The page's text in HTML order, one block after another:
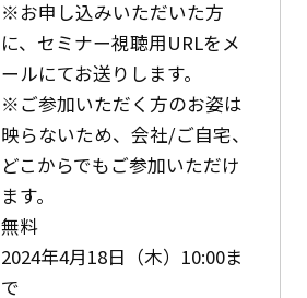
※お申し込みいただいた方
に、セミナー視聴用URLをメ
ールにてお送りします。
※ご参加いただく方のお姿は
映らないため、会社/ご自宅、
どこからでもご参加いただけ
ます。
無料
2024年4月18日（木）10:00ま
で